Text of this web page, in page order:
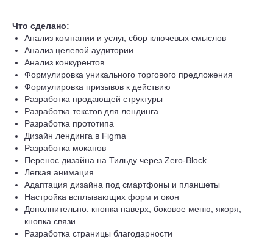
Что сделано:
Анализ компании и услуг, сбор ключевых смыслов
Анализ целевой аудитории
Анализ конкурентов
Формулировка уникального торгового предложения
Формулировка призывов к действию
Разработка продающей структуры
Разработка текстов для лендинга
Разработка прототипа
Дизайн лендинга в Figma
Разработка мокапов
Перенос дизайна на Тильду через Zero-Block
Легкая анимация
Адаптация дизайна под смартфоны и планшеты
Настройка всплывающих форм и окон
Дополнительно: кнопка наверх, боковое меню, якоря,
кнопка связи
Разработка страницы благодарности